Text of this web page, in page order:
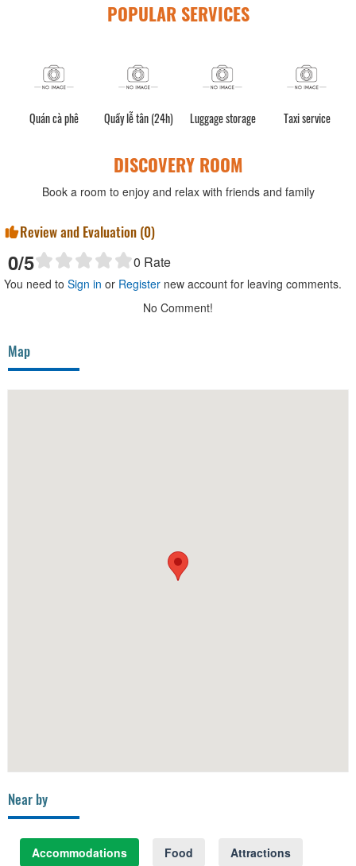
POPULAR SERVICES
Quán cà phê Quầy lễ tân (24h) Luggage storage Taxi service
DISCOVERY ROOM
Book a room to enjoy and relax with friends and family
Review and Evaluation (0)
0/5 0 Rate
You need to Sign in or Register new account for leaving comments.
No Comment!
Map
Near by
Accommodations Food
Attractions